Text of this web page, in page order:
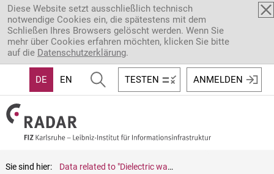
Direkt zum Inhalt
Diese Website setzt ausschließlich technisch
notwendige Cookies ein, die spätestens mit dem
Schließen Ihres Browsers gelöscht werden. Wenn Sie
mehr über Cookies erfahren möchten, klicken Sie bitte
auf die Datenschutzerklärung.
DE EN TESTEN ANMELDEN
Sie sind hier: Data related to "Dielectric waveguide setup tested with a superconducting millimeter-wave Fabry-Pérot interferometer at milli-Kelvin temperatures"